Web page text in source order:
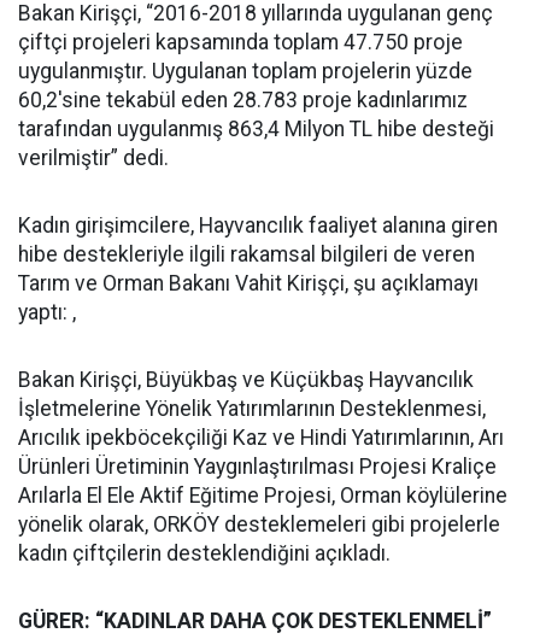
Bakan Kirişçi, “2016-2018 yıllarında uygulanan genç
çiftçi projeleri kapsamında toplam 47.750 proje
uygulanmıştır. Uygulanan toplam projelerin yüzde
60,2'sine tekabül eden 28.783 proje kadınlarımız
tarafından uygulanmış 863,4 Milyon TL hibe desteği
verilmiştir” dedi.
Kadın girişimcilere, Hayvancılık faaliyet alanına giren
hibe destekleriyle ilgili rakamsal bilgileri de veren
Tarım ve Orman Bakanı Vahit Kirişçi, şu açıklamayı
yaptı: ​,
Bakan Kirişçi, Büyükbaş ve Küçükbaş Hayvancılık
İşletmelerine Yönelik Yatırımlarının Desteklenmesi,
Arıcılık ipekböcekçiliği Kaz ve Hindi Yatırımlarının, Arı
Ürünleri Üretiminin Yaygınlaştırılması Projesi Kraliçe
Arılarla El Ele Aktif Eğitime Projesi, Orman köylülerine
yönelik olarak, ORKÖY desteklemeleri gibi projelerle
kadın çiftçilerin desteklendiğini açıkladı.
GÜRER: “KADINLAR DAHA ÇOK DESTEKLENMELİ”